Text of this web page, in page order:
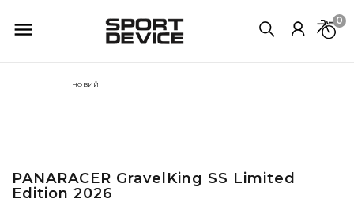
 0
НОВИЙ
PANARACER GravelKing SS Limited
Edition 2026